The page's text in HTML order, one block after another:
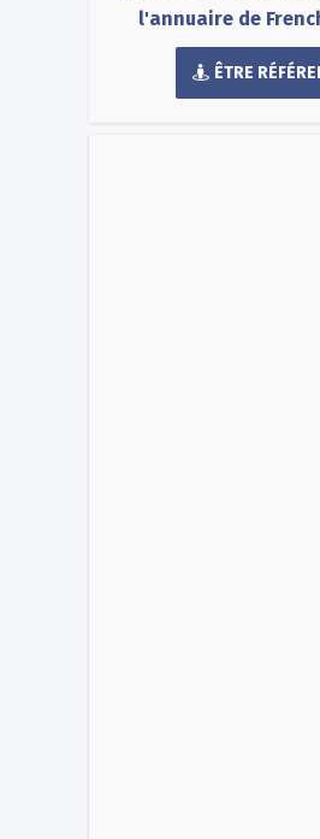
l'annuaire de
ÊTRE